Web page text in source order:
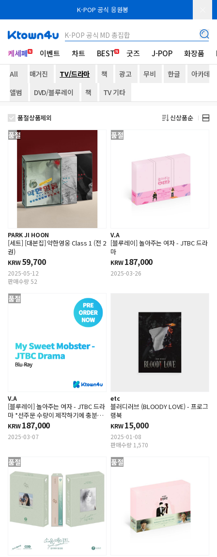
K-POP 공식 응원봉
K-POP 공식 MD 총집합
케세페 이벤트 차트 BEST 굿즈 J-POP 화장품
All 매거진 TV/드라마 책 광고 무비 한글
아카데미
앨범
DVD/블루레이 책 TV 기타
품절상품제외 신상품순
품절
PARK JI HOON
[세트] [대본집] 약한영웅 Class 1 (전 2
권)
KRW59,700
2025-05-12
판매수량 52
품절
V.A
[블루레이] 놀아주는 여자 - JTBC 드라
마
KRW187,000
2025-03-26
품절
V.A
[블루레이] 놀아주는 여자 - JTBC 드라
마 *선주문 수량이 제작하기에 충분하
지 않으면 주문이 취소될 수 있습니다.
KRW187,000
2025-03-07
etc
블러디러브 (BLOODY LOVE) - 프로그
램북
KRW15,000
2025-01-08
판매수량 1,570
품절 품절